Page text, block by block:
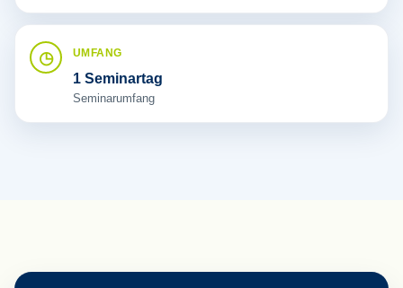
UMFANG
1 Seminartag
Seminarumfang